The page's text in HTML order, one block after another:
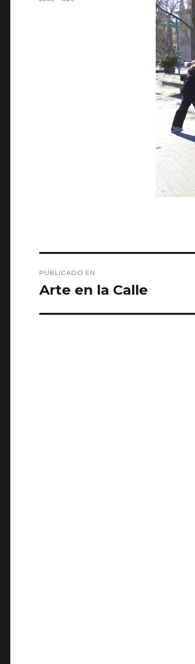
de
PUBLICADO EN
Arte en la Calle